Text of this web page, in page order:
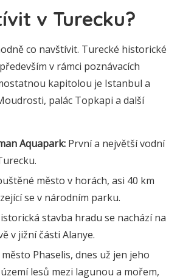
v Turecku?
co navštívit. Turecké historické
v rámci poznávacích
kapitolou je Istanbul a
palác Topkapi a další
Aquapark: První a největší vodní
město v horách, asi 40 km
se v národním parku.
stavba hradu se nachází na
v jižní části Alanye.
město Phaselis, dnes už jen jeho
lesů mezi lagunou a mořem,